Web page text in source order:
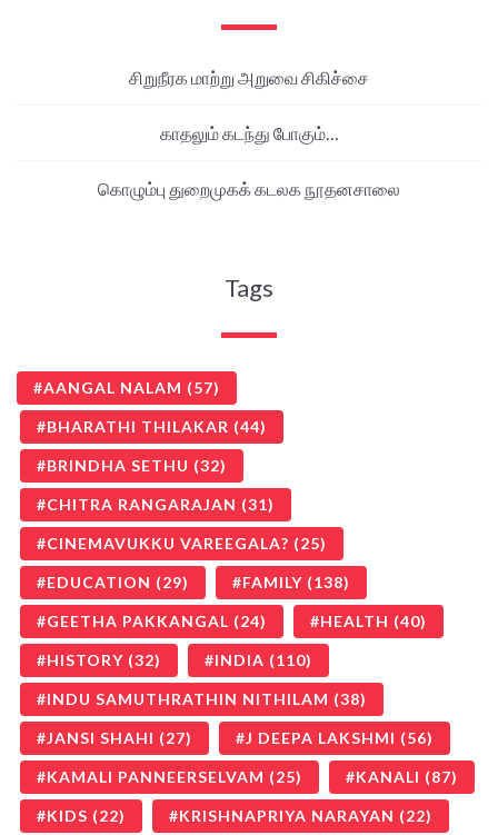
சிறுநீரக மாற்று அறுவை சிகிச்சை
காதலும் கடந்து போகும்…
கொழும்பு துறைமுகக் கடலக நூதனசாலை
Tags
AANGAL NALAM (57)
BHARATHI THILAKAR (44)
BRINDHA SETHU (32)
CHITRA RANGARAJAN (31)
CINEMAVUKKU VAREEGALA? (25)
EDUCATION (29) FAMILY (138)
GEETHA PAKKANGAL (24) HEALTH (40)
HISTORY (32) INDIA (110)
INDU SAMUTHRATHIN NITHILAM (38)
JANSI SHAHI (27) J DEEPA LAKSHMI (56)
KAMALI PANNEERSELVAM (25) KANALI (87)
KIDS (22) KRISHNAPRIYA NARAYAN (22)